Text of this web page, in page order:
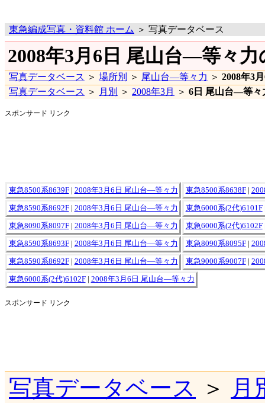
東急編成写真・資料館 ホーム ＞ 写真データベース
2008年3月6日 尾山台―等々力
写真データベース ＞ 場所別 ＞ 尾山台―等々力 ＞ 2008年3
写真データベース ＞ 月別 ＞ 2008年3月 ＞ 6日 尾山台―等々
スポンサード リンク
東急8500系8639F| 2008年3月6日 尾山台―等々力 東急8500系8638F|
東急8590系8692F| 2008年3月6日 尾山台―等々力 東急6000系(2代)6101F
東急8090系8097F| 2008年3月6日 尾山台―等々力 東急6000系(2代)6102F
東急8590系8693F| 2008年3月6日 尾山台―等々力 東急8090系8095F|
東急8590系8692F| 2008年3月6日 尾山台―等々力 東急9000系9007F|
東急6000系(2代)6102F| 2008年3月6日 尾山台―等々力
スポンサード リンク
写真データベース ＞
月